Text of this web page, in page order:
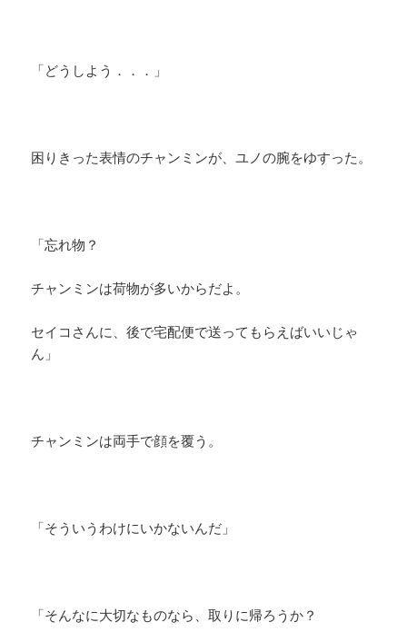
「どうしよう．．．」
困りきった表情のチャンミンが、ユノの腕をゆすった。
「忘れ物？
チャンミンは荷物が多いからだよ。
セイコさんに、後で宅配便で送ってもらえばいいじゃ
ん」
チャンミンは両手で顔を覆う。
「そういうわけにいかないんだ」
「そんなに大切なものなら、取りに帰ろうか？